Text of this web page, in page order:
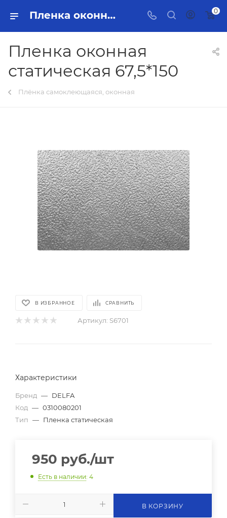
Пленка оконная статическая 67,5*150 Тольятти - купить в интернет-магазине, каталог с ценами и характеристиками 0
Пленка оконная
статическая 67,5*150
Плёнка самоклеющаяся, оконная
В ИЗБРАННОЕ СРАВНИТЬ
Артикул: S6701
Характеристики
Бренд — DELFA
Код — 0310080201
Тип — Пленка статическая
950 руб./шт
Есть в наличии: 4
В КОРЗИНУ